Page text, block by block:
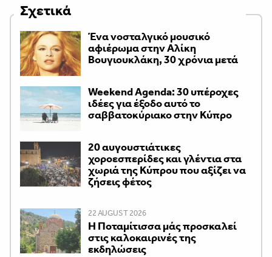
Σχετικά
Ένα νοσταλγικό μουσικό
αφιέρωμα στην Αλίκη
Βουγιουκλάκη, 30 χρόνια μετά
Weekend Agenda: 30 υπέροχες
ιδέες για έξοδο αυτό το
σαββατοκύριακο στην Κύπρο
20 αυγουστιάτικες
χοροεσπερίδες και γλέντια στα
χωριά της Κύπρου που αξίζει να
ζήσεις φέτος
22 AUGUST 2026
Η Ποταμίτισσα μάς προσκαλεί
στις καλοκαιρινές της
εκδηλώσεις